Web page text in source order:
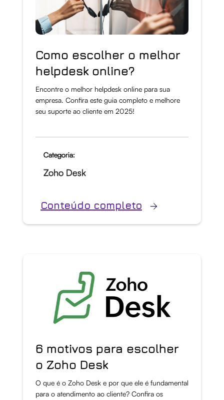
Como escolher o melhor
helpdesk online?
Encontre o melhor helpdesk online para sua
empresa. Confira este guia completo e melhore
seu suporte ao cliente em 2025!
Categoria:
Zoho Desk
Conteúdo completo
6 motivos para escolher
o Zoho Desk
O que é o Zoho Desk e por que ele é fundamental
para o atendimento ao cliente? Confira os